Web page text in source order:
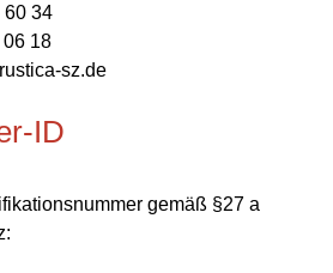
60 34
06 18
sz.de
ID
gemäß §27 a